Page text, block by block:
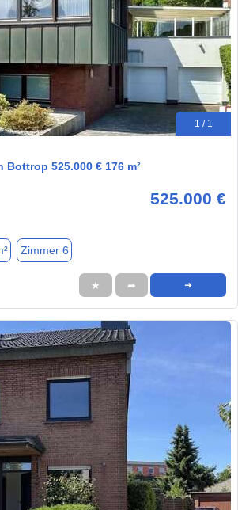
1 / 1
Bottrop 525.000 € 176 m²
525.000 €
Zimmer 6
★ ➦ ➜